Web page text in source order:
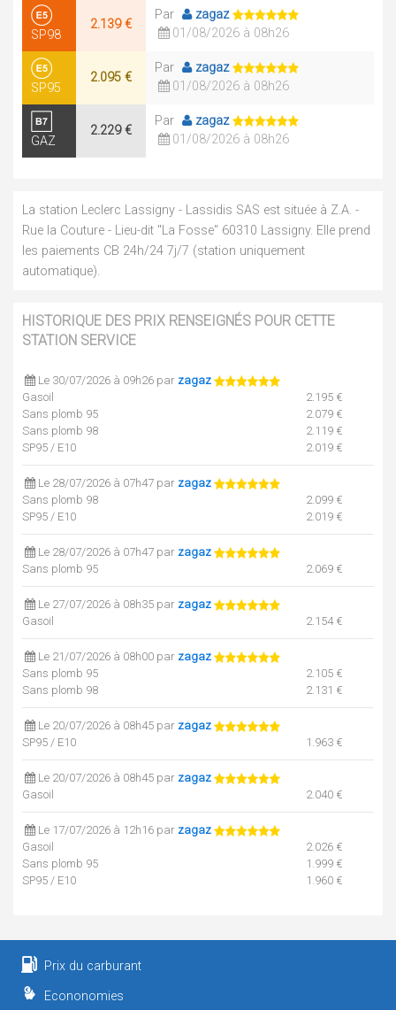
SP98
2.139 €
Par
zagaz
01/08/2026 à 08h26
SP95
2.095 €
Par
zagaz
01/08/2026 à 08h26
GAZ
2.229 €
Par
zagaz
01/08/2026 à 08h26
La station Leclerc Lassigny - Lassidis SAS est située à Z.A. -
Rue la Couture - Lieu-dit "La Fosse" 60310 Lassigny. Elle prend
les paiements CB 24h/24 7j/7 (station uniquement
automatique).
HISTORIQUE DES PRIX RENSEIGNÉS POUR CETTE
STATION SERVICE
Le 30/07/2026 à 09h26 par zagaz
Gasoil
2.195 €
Sans plomb 95
2.079 €
Sans plomb 98
2.119 €
SP95 / E10
2.019 €
Le 28/07/2026 à 07h47 par zagaz
Sans plomb 98
2.099 €
SP95 / E10
2.019 €
Le 28/07/2026 à 07h47 par zagaz
Sans plomb 95
2.069 €
Le 27/07/2026 à 08h35 par zagaz
Gasoil
2.154 €
Le 21/07/2026 à 08h00 par zagaz
Sans plomb 95
2.105 €
Sans plomb 98
2.131 €
Le 20/07/2026 à 08h45 par zagaz
SP95 / E10
1.963 €
Le 20/07/2026 à 08h45 par zagaz
Gasoil
2.040 €
Le 17/07/2026 à 12h16 par zagaz
Gasoil
2.026 €
Sans plomb 95
1.999 €
SP95 / E10
1.960 €
Sans plomb 98
SP95 / E10
Prix du carburant
Econonomies